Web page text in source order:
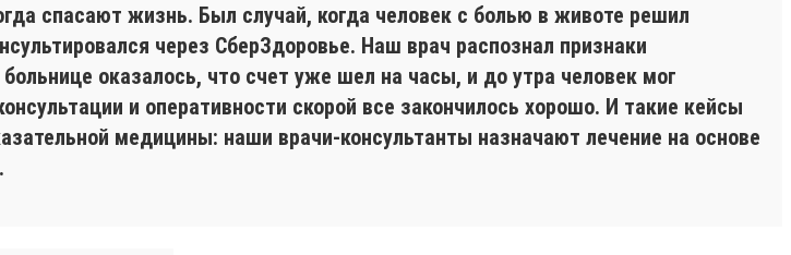
спасают жизнь. Был случай, когда человек с болью в животе решил
через СберЗдоровье. Наш врач распознал признаки
оказалось, что счет уже шел на часы, и до утра человек мог
и оперативности скорой все закончилось хорошо. И такие кейсы
медицины: наши врачи-консультанты назначают лечение на основе